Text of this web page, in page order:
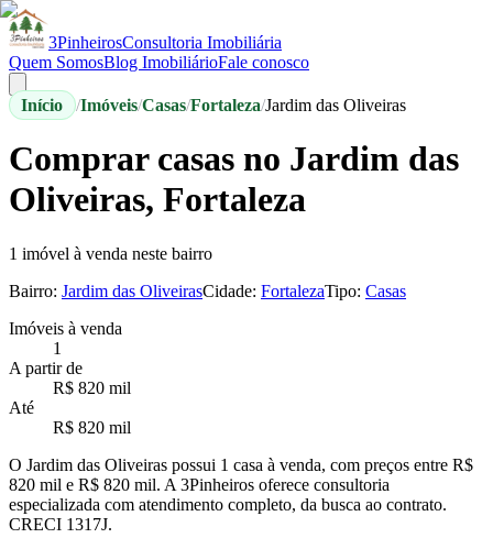
3PinheirosConsultoria Imobiliária
Quem SomosBlog ImobiliárioFale conosco
Início /Imóveis/Casas/Fortaleza/Jardim das Oliveiras
Comprar casas no Jardim das
Oliveiras, Fortaleza
1 imóvel à venda neste bairro
Bairro: Jardim das OliveirasCidade: FortalezaTipo: Casas
Imóveis à venda
1
A partir de
R$ 820 mil
Até
R$ 820 mil
O Jardim das Oliveiras possui 1 casa à venda, com preços entre R$
820 mil e R$ 820 mil. A 3Pinheiros oferece consultoria
especializada com atendimento completo, da busca ao contrato.
CRECI 1317J.